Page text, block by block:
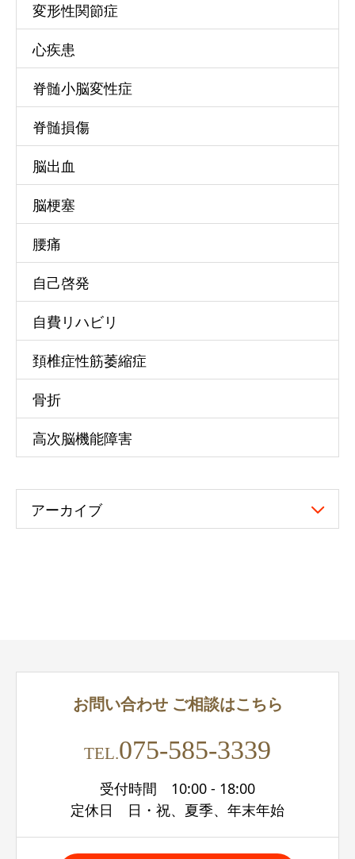
変形性関節症
心疾患
脊髄小脳変性症
脊髄損傷
脳出血
脳梗塞
腰痛
自己啓発
自費リハビリ
頚椎症性筋萎縮症
骨折
高次脳機能障害
アーカイブ
お問い合わせご相談はこちら
TEL.075-585-3339
受付時間 10:00 - 18:00
定休日 日・祝、夏季、年末年始